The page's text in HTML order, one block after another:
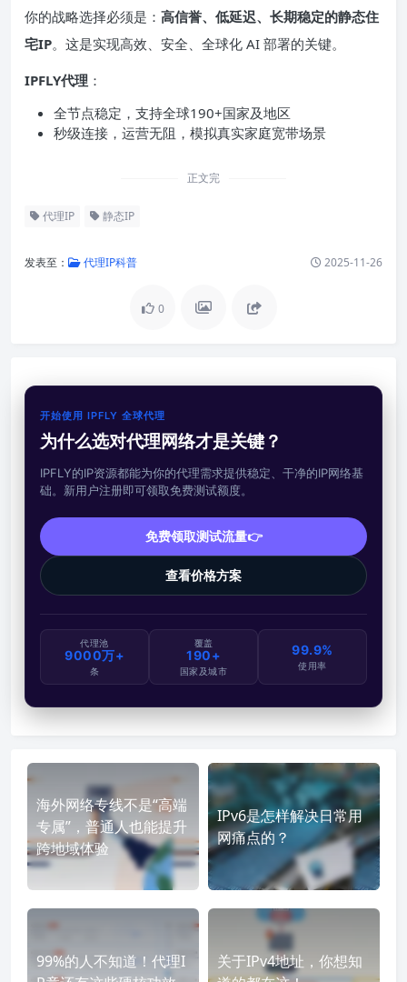
你的战略选择必须是： 高信誉、低延迟、长期稳定的静态住
宅IP。这是实现高效、安全、全球化 AI 部署的关键。
IPFLY代理 ：
全节点稳定，支持全球190+国家及地区
秒级连接，运营无阻，模拟真实家庭宽带场景
正文完
代理IP 静态IP
发表至： 代理IP科普 2025-11-26
0
开始使用 IPFLY 全球代理
为什么选对代理网络才是关键？
IPFLY的IP资源都能为你的代理需求提供稳定、干净的IP网络基
础。新用户注册即可领取免费测试额度。
免费领取测试流量👉
查看价格方案
代理池
9000万+
条
覆盖
190+
国家及城市
99.9%
使用率
海外网络专线不是“高端
专属”，普通人也能提升
跨地域体验
IPv6是怎样解决日常用
网痛点的？
99%的人不知道！代理I
关于IPv4地址，你想知